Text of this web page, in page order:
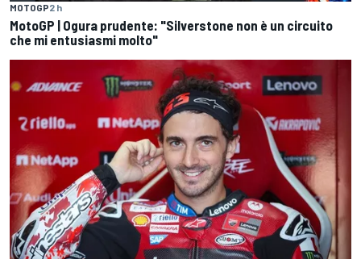
MOTOGP2 h
MotoGP | Ogura prudente: "Silverstone non è un circuito
che mi entusiasmi molto"